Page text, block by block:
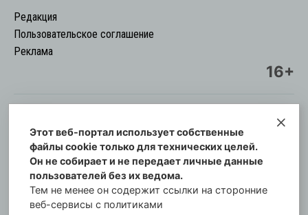
Редакция
Пользовательское соглашение
Реклама
16+
© Информационный городской портал
Орловская cреда-плюс, 2021-2026
Свидетельство о регистрации СМИ: ПИ №57-
00254 от 29 октября 2013 г.
Газета зарегистрирована Управлением
Этот веб-портал использует собственные
файлы cookie только для технических целей.
Он не собирает и не передает личные данные
пользователей без их ведома.
Тем не менее он содержит ссылки на сторонние
веб-сервисы с политиками